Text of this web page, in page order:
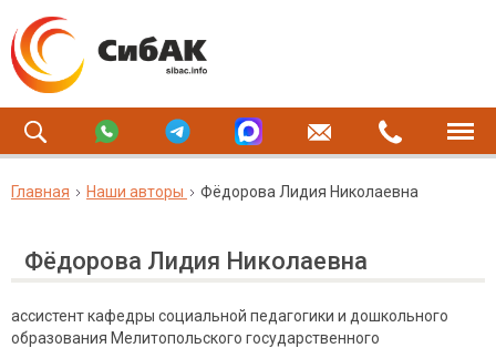
Главная Наши авторы Фёдорова Лидия Николаевна
Фёдорова Лидия Николаевна
ассистент кафедры социальной педагогики и дошкольного
образования Мелитопольского государственного